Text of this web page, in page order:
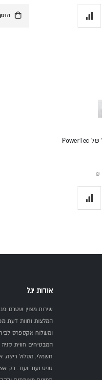
ספה אולימפית מקצועית דגם WB-OB11 של PowerTec
אודות יגל
שירות מצוין שטרם
המלצות וחוות דעת
ומשלוח אקספרס
המבטיחים חווית קניה
חשמלי, מסלול ריצה,
טניס ועוד ועוד. רק